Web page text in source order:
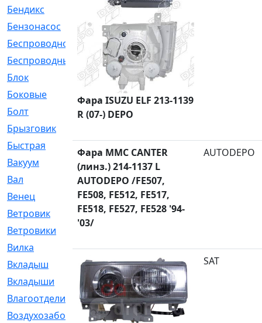
Бендикс
[26]
Бензонасос
[17]
Беспроводное
[2]
Беспроводные
[1]
Блок
[81]
Боковые
[4]
Болт
[247]
Брызговик
Быстрая
[2]
Вакуум
[23]
Вал
[194]
Венец
[16]
Ветровик
[132]
Ветровики
Вилка
[15]
Вкладыш
[41]
Вкладыши
[1131]
Влагоотделитель
[2]
Воздухозаборник
[2]
Фара ISUZU ELF 213-1139
R (07-) DEPO
Фара MMC CANTER
(линз.) 214-1137 L
AUTODEPO /FE507,
FE508, FE512, FE517,
FE518, FE527, FE528 '94-
'03/
AUTODEPO
SAT